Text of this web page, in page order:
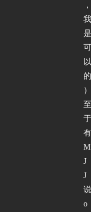
，
我
是
可
以
的
）
至
于
有
M
J
J
说
o